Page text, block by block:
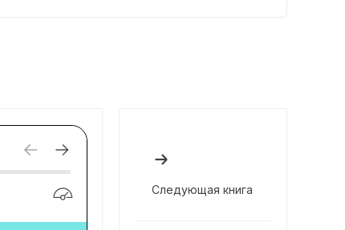
должна узнать — это ее сломает…
не видела.
Следующая книга